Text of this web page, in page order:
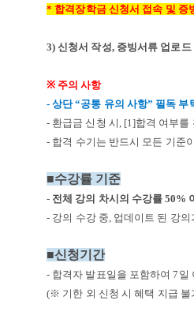
* 합격장학금 신청서 접속 및 증
3) 신청서 작성, 증빙서류 업로드
※ 주의 사항
- 상단“공통 유의 사항” 필독 부
- 환급금 신청 시, [1]합격 여부를
- 합격 수기는 반드시 모든 기준
■수강률 기준
- 전체 강의 차시의 수강률50%
- 강의 수강 중, 업데이트 된 강
■신청기간
- 합격자 발표일을 포함하여 7일
(※ 기한 외 신청 시 혜택 지급 불